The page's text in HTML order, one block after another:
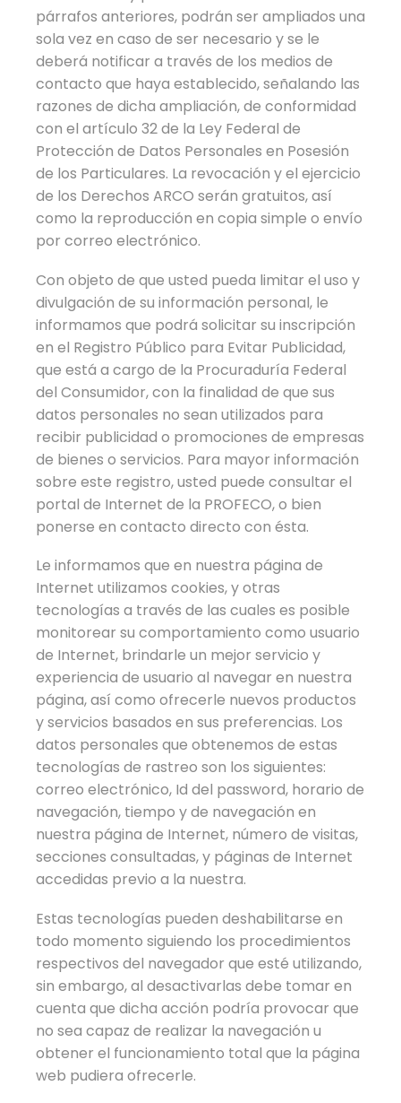
párrafos anteriores, podrán ser ampliados una
sola vez en caso de ser necesario y se le
deberá notificar a través de los medios de
contacto que haya establecido, señalando las
razones de dicha ampliación, de conformidad
con el artículo 32 de la Ley Federal de
Protección de Datos Personales en Posesión
de los Particulares. La revocación y el ejercicio
de los Derechos ARCO serán gratuitos, así
como la reproducción en copia simple o envío
por correo electrónico.
Con objeto de que usted pueda limitar el uso y
divulgación de su información personal, le
informamos que podrá solicitar su inscripción
en el Registro Público para Evitar Publicidad,
que está a cargo de la Procuraduría Federal
del Consumidor, con la finalidad de que sus
datos personales no sean utilizados para
recibir publicidad o promociones de empresas
de bienes o servicios. Para mayor información
sobre este registro, usted puede consultar el
portal de Internet de la PROFECO, o bien
ponerse en contacto directo con ésta.
Le informamos que en nuestra página de
Internet utilizamos cookies, y otras
tecnologías a través de las cuales es posible
monitorear su comportamiento como usuario
de Internet, brindarle un mejor servicio y
experiencia de usuario al navegar en nuestra
página, así como ofrecerle nuevos productos
y servicios basados en sus preferencias. Los
datos personales que obtenemos de estas
tecnologías de rastreo son los siguientes:
correo electrónico, Id del password, horario de
navegación, tiempo y de navegación en
nuestra página de Internet, número de visitas,
secciones consultadas, y páginas de Internet
accedidas previo a la nuestra.
Estas tecnologías pueden deshabilitarse en
todo momento siguiendo los procedimientos
respectivos del navegador que esté utilizando,
sin embargo, al desactivarlas debe tomar en
cuenta que dicha acción podría provocar que
no sea capaz de realizar la navegación u
obtener el funcionamiento total que la página
web pudiera ofrecerle.